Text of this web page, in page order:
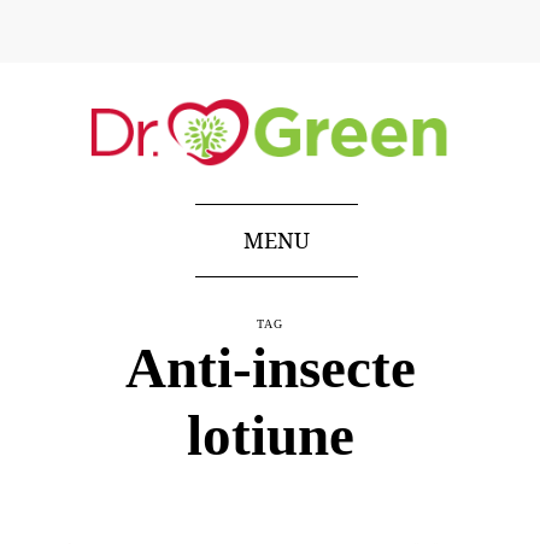
MENU
TAG
Anti-insecte
lotiune